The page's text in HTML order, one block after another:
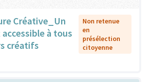
Créative_Un
à tous
créatifs
Non retenue
en
présélection
citoyenne